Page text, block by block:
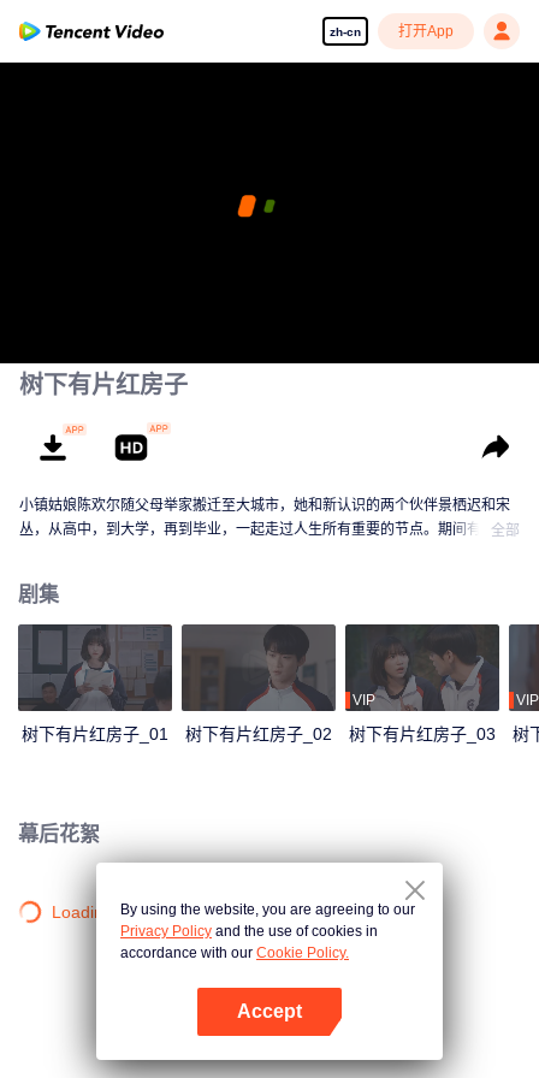
zh-cn 打开App
树下有片红房子
小镇姑娘陈欢尔随父母举家搬迁至大城市，她和新认识的两个伙伴景栖迟和宋
丛，从高中，到大学，再到毕业，一起走过人生所有重要的节点。期间有读
这三个少年人彼此扶持着走过成长的阵痛，从懵懂的少年人成长为融入这个社
会的成年人。最后他们成长为一个和高中时代所幻想的完全不同但也足够好的
自己。当然最重要的是，他们始终陪伴在彼此身边，从未走散。
全部
剧集
树下有片红房子_01 树下有片红房子_02
VIP
树下有片红房子_03
VIP
树
幕后花絮
Loading…By using the website, you are agreeing to our
Privacy Policy and the use of cookies in
accordance with our Cookie Policy.
Accept